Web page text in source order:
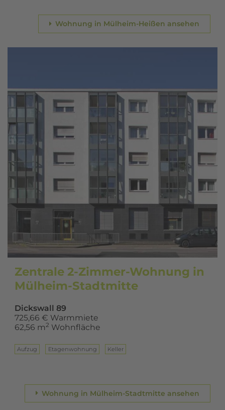
Wohnung in Mülheim-Heißen ansehen
Zentrale 2-Zimmer-Wohnung in
Mülheim-Stadtmitte
Dickswall 89
725,66 € Warmmiete
62,56 m2 Wohnfläche
Aufzug Eta­gen­woh­nung Keller
Wohnung in Mülheim-Stadtmitte ansehen